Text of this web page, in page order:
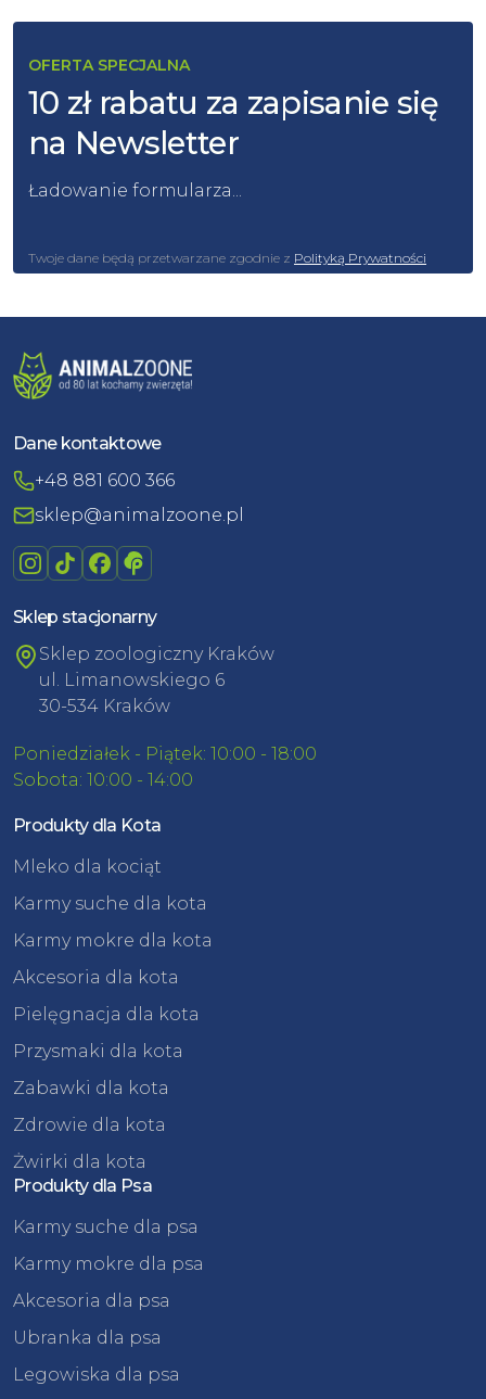
OFERTA SPECJALNA
10 zł rabatu za zapisanie się
na Newsletter
Ładowanie formularza...
Twoje dane będą przetwarzane zgodnie z Polityką Prywatności
Dane kontaktowe
+48 881 600 366
sklep@animalzoone.pl
Sklep stacjonarny
Sklep zoologiczny Kraków
ul. Limanowskiego 6
30-534 Kraków
Poniedziałek - Piątek: 10:00 - 18:00
Sobota: 10:00 - 14:00
Produkty dla Kota
Mleko dla kociąt
Karmy suche dla kota
Karmy mokre dla kota
Akcesoria dla kota
Pielęgnacja dla kota
Przysmaki dla kota
Zabawki dla kota
Zdrowie dla kota
Żwirki dla kota
Produkty dla Psa
Karmy suche dla psa
Karmy mokre dla psa
Akcesoria dla psa
Ubranka dla psa
Legowiska dla psa